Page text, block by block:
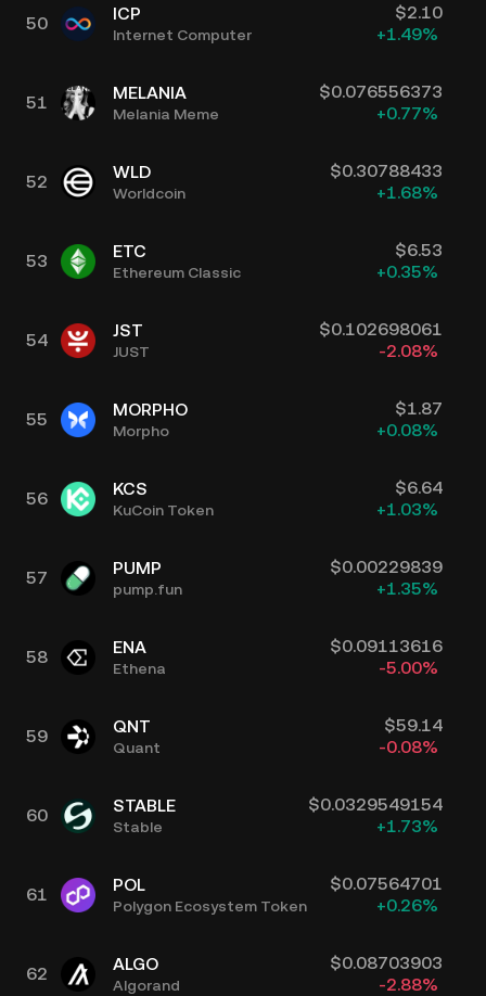
50 ICP
Internet Computer
$2.10
+1.49%
51 MELANIA
Melania Meme
$0.076556373
+0.77%
52 WLD
Worldcoin
$0.30788433
+1.68%
53 ETC
Ethereum Classic
$6.53
+0.35%
54 JST
JUST
$0.102698061
-2.08%
55 MORPHO
Morpho
$1.87
+0.08%
56 KCS
KuCoin Token
$6.64
+1.03%
57 PUMP
pump.fun
$0.00229839
+1.35%
58 ENA
Ethena
$0.09113616
-5.00%
59 QNT
Quant
$59.14
-0.08%
60 STABLE
Stable
$0.0329549154
+1.73%
61 POL
Polygon Ecosystem Token
$0.07564701
+0.26%
62 ALGO
Algorand
$0.08703903
-2.88%